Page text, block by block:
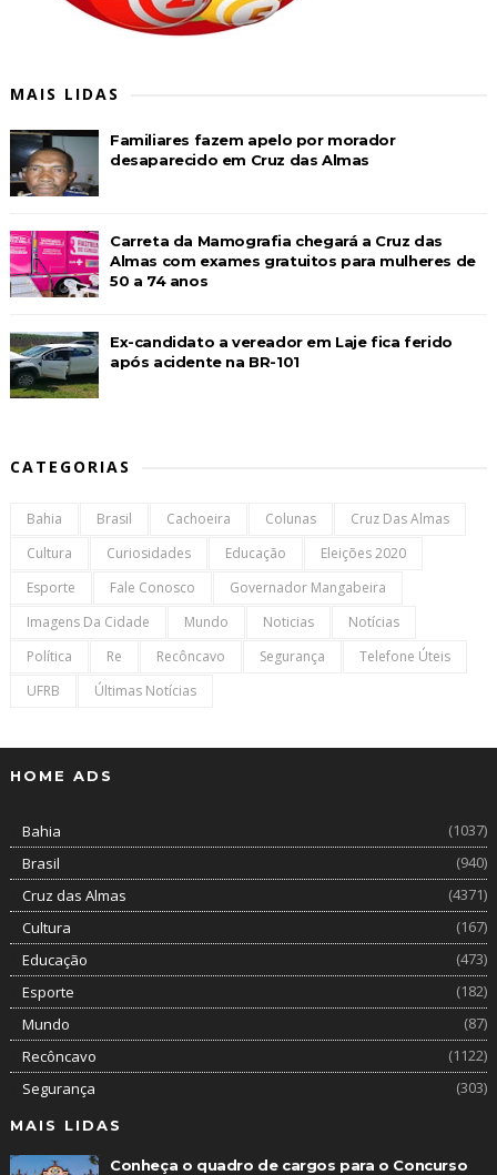
MAIS LIDAS
Familiares fazem apelo por morador
desaparecido em Cruz das Almas
Carreta da Mamografia chegará a Cruz das
Almas com exames gratuitos para mulheres de
50 a 74 anos
Ex-candidato a vereador em Laje fica ferido
após acidente na BR-101
CATEGORIAS
Bahia Brasil Cachoeira Colunas
Cruz Das Almas
Cultura
Curiosidades Educação
Eleições 2020
Esporte
Fale Conosco
Governador Mangabeira
Imagens Da Cidade
Mundo Noticias
Notícias
Política
Re Recôncavo Segurança
Telefone Úteis
UFRB
Últimas Notícias
HOME ADS
Bahia
(1037)
Brasil
(940)
Cruz das Almas
(4371)
Cultura
(167)
Educação
(473)
Esporte
(182)
Mundo
(87)
Recôncavo
(1122)
Segurança
(303)
MAIS LIDAS
Conheça o quadro de cargos para o Concurso